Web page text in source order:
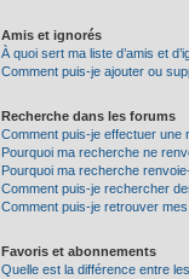
Amis et ignorés
À quoi sert ma liste d’amis et
Comment puis-je ajouter ou
Recherche dans les forums
Comment puis-je effectuer
Pourquoi ma recherche ne
Pourquoi ma recherche
Comment puis-je rechercher
Comment puis-je retrouver
Favoris et abonnements
Quelle est la différence entre